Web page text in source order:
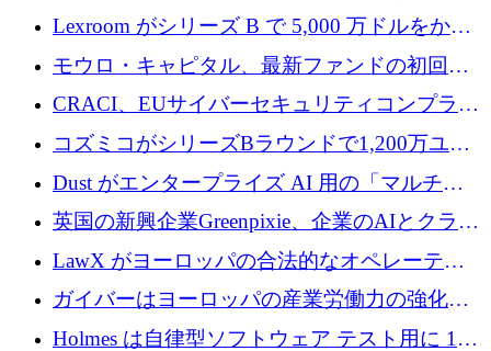
Lexroom がシリーズ B で 5,000 万ドルをかけ
てヨーロッパ大陸法用の法律 AI を構築
モウロ・キャピタル、最新ファンドの初回ク
ローズで4億ドルを確保
CRACI、EUサイバーセキュリティコンプライ
アンスプラットフォームのために140万ユーロ
コズミコがシリーズBラウンドで1,200万ユー
ロを調達
Dust がエンタープライズ AI 用の「マルチプ
レイヤー」オペレーティング システムを構築
するシリーズ B で 4,000 万ドルを調達
英国の新興企業Greenpixie、企業のAIとクラウ
ドのエネルギー無駄を削減するために470万ポ
ンドを調達
LawX がヨーロッパの合法的なオペレーティ
ング システムを構築するために 750 万ユーロ
を調達
ガイバーはヨーロッパの産業労働力の強化に
貢献するために 140 万ユーロを獲得
Holmes は自律型ソフトウェア テスト用に 110